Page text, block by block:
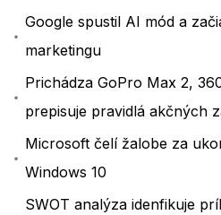
Google spustil AI mód a
marketingu
Prichádza GoPro Max 2,
prepisuje pravidlá akčných
Microsoft čelí žalobe za
Windows 10
SWOT analýza idenfikuje